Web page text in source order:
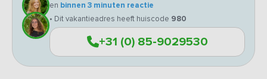
en binnen 3 minuten reactie
• Dit vakantieadres heeft huiscode 980
+31 (0) 85-9029530